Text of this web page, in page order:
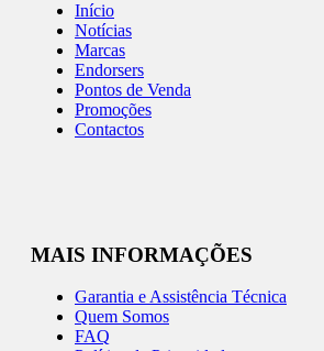
Início
Notícias
Marcas
Endorsers
Pontos de Venda
Promoções
Contactos
MAIS INFORMAÇÕES
Garantia e Assistência Técnica
Quem Somos
FAQ